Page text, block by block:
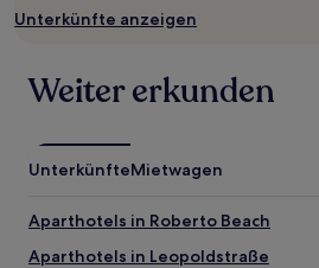
Unterkünfte anzeigen
Weiter erkunden
UnterkünfteMietwagen
Aparthotels in Roberto Beach
Aparthotels in Leopoldstraße